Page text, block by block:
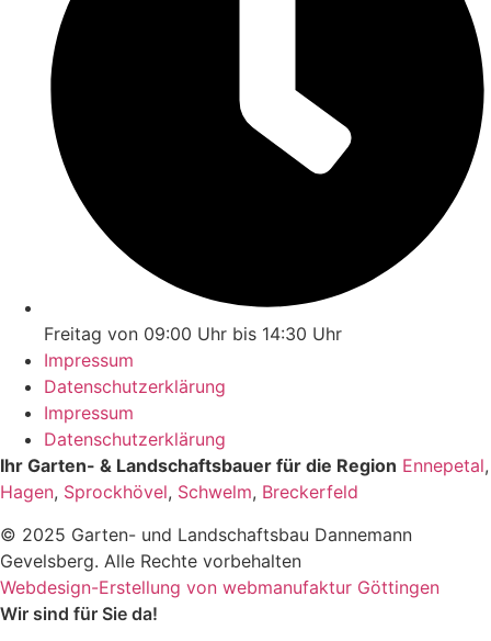
Freitag von 09:00 Uhr bis 14:30 Uhr
Impressum
Datenschutzerklärung
Impressum
Datenschutzerklärung
Ihr Garten- & Landschaftsbauer für die Region Ennepetal,
Hagen, Sprockhövel, Schwelm, Breckerfeld
© 2025 Garten- und Landschaftsbau Dannemann
Gevelsberg. Alle Rechte vorbehalten
Webdesign-Erstellung von webmanufaktur Göttingen
Wir sind für Sie da!